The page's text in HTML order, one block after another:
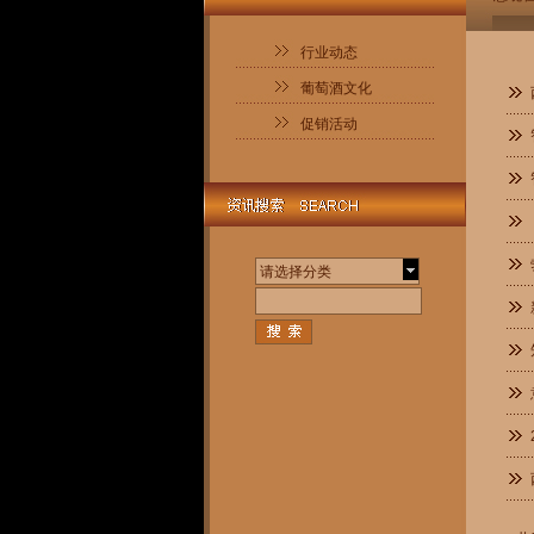
请选择分类
行业动态
葡萄酒文化
促销活动